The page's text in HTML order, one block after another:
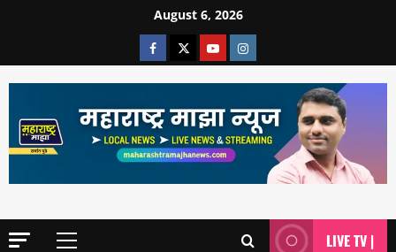
August 6, 2026
LIVE TV |